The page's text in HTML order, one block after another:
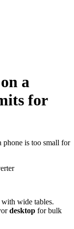
a
for
phone is too small for
wide tables.
desktop for bulk